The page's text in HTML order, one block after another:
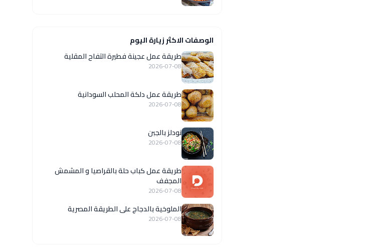
الوصفات الاكثر زيارة اليوم
طريقة عمل عجينة فطيرة التفاح المقلية
2026-07-08
طريقة عمل دلكة المحلب السودانية
2026-07-08
نودلز بالجبن
2026-07-08
طريقة عمل كباب حلة بالقراصيا و المشمش
المجفف
2026-07-08
الملوخية بالدجاج على الطريقة المصرية
2026-07-08